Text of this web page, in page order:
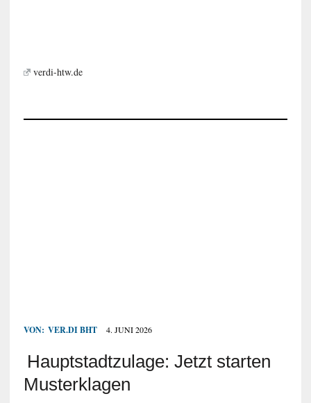
verdi-htw.de
VON: VER.DI BHT 4. JUNI 2026
Hauptstadtzulage: Jetzt starten
Musterklagen